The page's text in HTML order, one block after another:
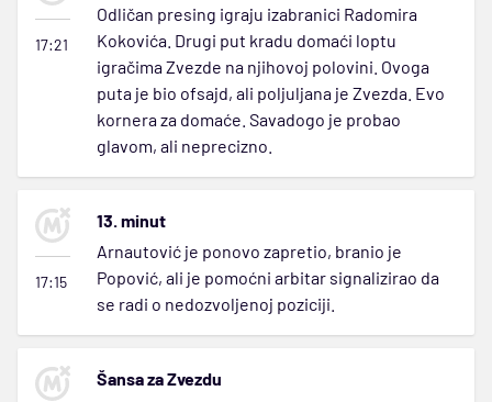
17:21
Odličan presing igraju izabranici Radomira
Kokovića. Drugi put kradu domaći loptu
igračima Zvezde na njihovoj polovini. Ovoga
puta je bio ofsajd, ali poljuljana je Zvezda. Evo
kornera za domaće. Savadogo je probao
glavom, ali neprecizno.
17:15
13. minut
Arnautović je ponovo zapretio, branio je
Popović, ali je pomoćni arbitar signalizirao da
se radi o nedozvoljenoj poziciji.
Šansa za Zvezdu